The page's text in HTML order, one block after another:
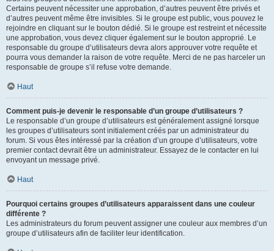
Certains peuvent nécessiter une approbation, d’autres peuvent être privés et
d’autres peuvent même être invisibles. Si le groupe est public, vous pouvez le
rejoindre en cliquant sur le bouton dédié. Si le groupe est restreint et nécessite
une approbation, vous devez cliquer également sur le bouton approprié. Le
responsable du groupe d’utilisateurs devra alors approuver votre requête et
pourra vous demander la raison de votre requête. Merci de ne pas harceler un
responsable de groupe s’il refuse votre demande.
Haut
Comment puis-je devenir le responsable d’un groupe d’utilisateurs ?
Le responsable d’un groupe d’utilisateurs est généralement assigné lorsque
les groupes d’utilisateurs sont initialement créés par un administrateur du
forum. Si vous êtes intéressé par la création d’un groupe d’utilisateurs, votre
premier contact devrait être un administrateur. Essayez de le contacter en lui
envoyant un message privé.
Haut
Pourquoi certains groupes d’utilisateurs apparaissent dans une couleur
différente ?
Les administrateurs du forum peuvent assigner une couleur aux membres d’un
groupe d’utilisateurs afin de faciliter leur identification.